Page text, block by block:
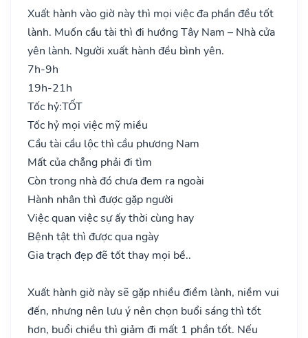
Xuất hành vào giờ này thì mọi việc đa phần đều tốt
lành. Muốn cầu tài thì đi hướng Tây Nam – Nhà cửa
yên lành. Người xuất hành đều bình yên.
7h-9h
19h-21h
Tốc hỷ:TỐT
Tốc hỷ mọi việc mỹ miều
Cầu tài cầu lộc thì cầu phương Nam
Mất của chẳng phải đi tìm
Còn trong nhà đó chưa đem ra ngoài
Hành nhân thì được gặp người
Việc quan việc sự ấy thời cùng hay
Bệnh tật thì được qua ngày
Gia trạch đẹp đẽ tốt thay mọi bề..
Xuất hành giờ này sẽ gặp nhiều điềm lành, niềm vui
đến, nhưng nên lưu ý nên chọn buổi sáng thì tốt
hơn, buổi chiều thì giảm đi mất 1 phần tốt. Nếu